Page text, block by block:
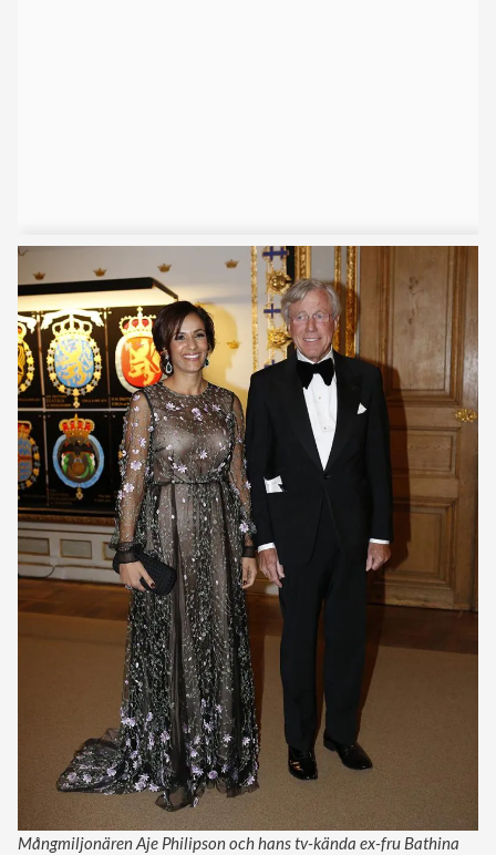
Mångmiljonären Aje Philipson och hans tv-kända ex-fru Bathina